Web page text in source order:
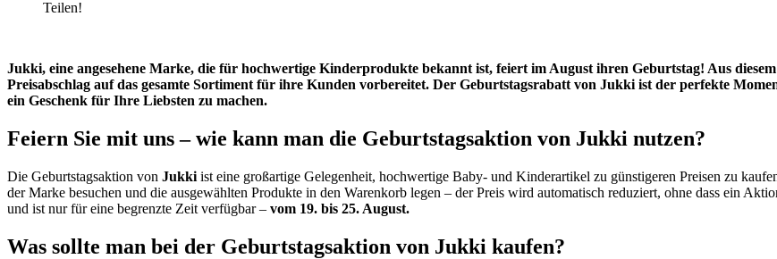
Teilen!
Jukki, eine angesehene Marke, die für hochwertige Kinderprodukte bekannt ist, feiert im August ihren Geburtstag! Aus
Preisabschlag auf das gesamte Sortiment für ihre Kunden vorbereitet. Der Geburtstagsrabatt von Jukki ist der perfekte
ein Geschenk für Ihre Liebsten zu machen.
Feiern Sie mit uns – wie kann man die Geburtstagsaktion von Jukki nutzen?
Die Geburtstagsaktion von Jukki ist eine großartige Gelegenheit, hochwertige Baby- und Kinderartikel zu günstigeren Preisen zu
der Marke besuchen und die ausgewählten Produkte in den Warenkorb legen – der Preis wird automatisch reduziert, ohne dass ein
und ist nur für eine begrenzte Zeit verfügbar – vom 19. bis 25. August.
Was sollte man bei der Geburtstagsaktion von Jukki kaufen?